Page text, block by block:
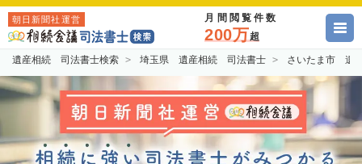
朝日新聞社運営 月間閲覧件数
200万超
遺産相続 司法書士検索 埼玉県 遺産相続 司法書士 さいたま市 遺